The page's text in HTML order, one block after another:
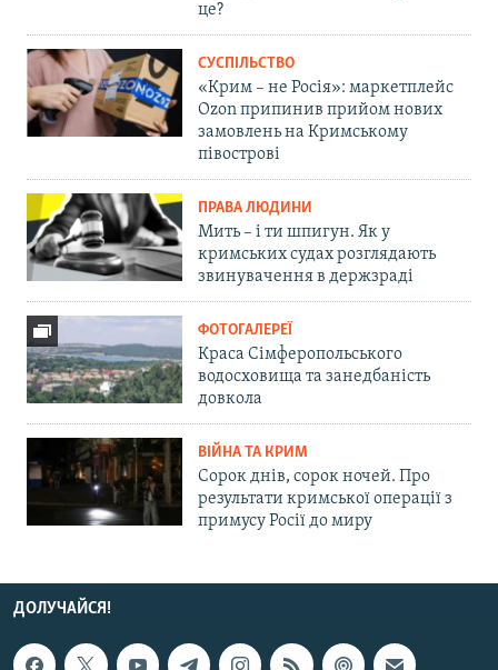
це?
СУСПІЛЬСТВО
«Крим – не Росія»: маркетплейс
Ozon припинив прийом нових
замовлень на Кримському
півострові
ПРАВА ЛЮДИНИ
Мить – і ти шпигун. Як у
кримських судах розглядають
звинувачення в держзраді
ФОТОГАЛЕРЕЇ
Краса Сімферопольського
водосховища та занедбаність
довкола
ВІЙНА ТА КРИМ
Сорок днів, сорок ночей. Про
результати кримської операції з
примусу Росії до миру
ДОЛУЧАЙСЯ!